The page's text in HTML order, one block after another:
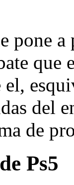
pone a
que
el,
del
de
Ps5